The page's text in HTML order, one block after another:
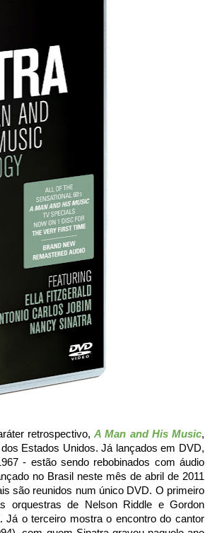
retrospectivo,A Man and His Music,
Estados Unidos. Já lançados em DVD,
- estão sendo rebobinados com áudio
no Brasil neste mês de abril de 2011
são reunidos num único DVD. O primeiro
orquestras de Nelson Riddle e Gordon
Já o terceiro mostra o encontro do cantor